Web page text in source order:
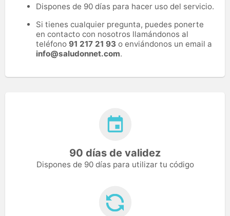
Dispones de 90 días para hacer uso del servicio.
Si tienes cualquier pregunta, puedes ponerte
en contacto con nosotros llamándonos al
teléfono 91 217 21 93 o enviándonos un email a
info@saludonnet.com.
90 días de validez
Dispones de 90 días para utilizar tu código